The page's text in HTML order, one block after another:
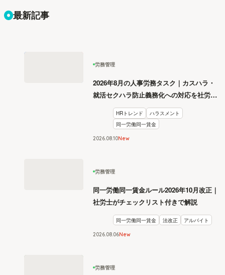
最新記事
労務管理
2026年8月の人事労務タスク｜カスハラ・
就活セクハラ防止義務化への対応を社労士
HRトレンド
ハラスメント
同一労働同一賃金
2026.0810New
労務管理
同一労働同一賃金ルール2026年10月改正｜
社労士がチェックリスト付きで解説
同一労働同一賃金 法改正 アルバイト
2026.08 06New
労務管理